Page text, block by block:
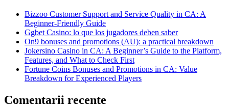
Bizzoo Customer Support and Service Quality in CA: A
Beginner-Friendly Guide
Ggbet Casino: lo que los jugadores deben saber
On9 bonuses and promotions (AU): a practical breakdown
Jokersino Casino in CA: A Beginner’s Guide to the Platform,
Features, and What to Check First
Fortune Coins Bonuses and Promotions in CA: Value
Breakdown for Experienced Players
Comentarii recente